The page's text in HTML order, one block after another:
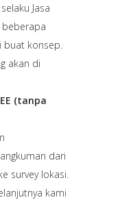
Jasa
buat konsep.
akan di
(tanpa
dari
survey lokasi.
kami